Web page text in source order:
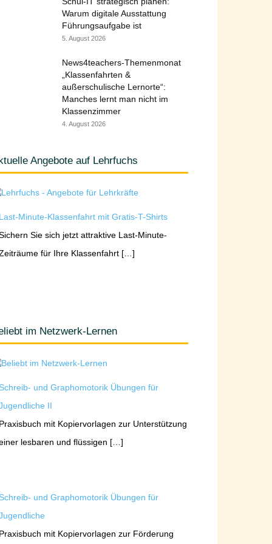
Warum digitale Ausstattung
Führungsaufgabe ist
5. August 2026
News4teachers-Themenmonat
„Klassenfahrten &
außerschulische Lernorte“:
Manches lernt man nicht im
Klassenzimmer
4. August 2026
Angebote auf Lehrfuchs
Minute-Klassenfahrt mit Gratis-T-Shirts
Sie sich jetzt attraktive Last-Minute-
für Ihre Klassenfahrt […]
im Netzwerk-Lernen
und Graphomotorik Übungen für
II
mit Kopiervorlagen zur Unterstützung
lesbaren und flüssigen […]
und Graphomotorik Übungen für
mit Kopiervorlagen zur Förderung